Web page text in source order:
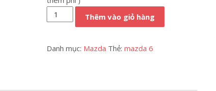
Camera
360
cho
6
Thêm vào giỏ hàng
Danh mục: Mazda Thẻ: mazda 6